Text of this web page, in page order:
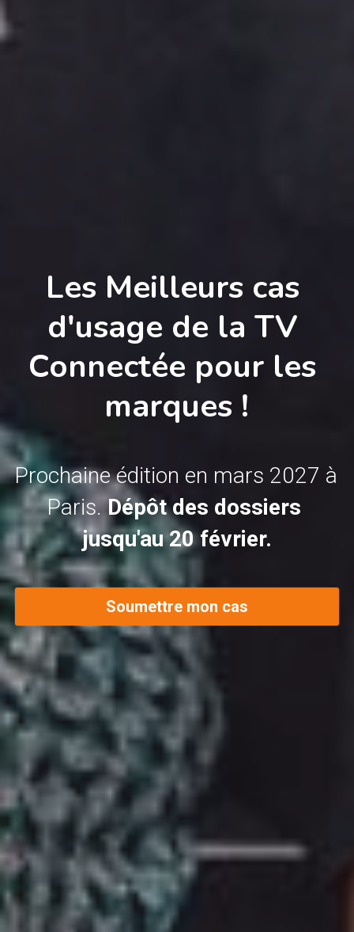
Les Meilleurs cas
d'usage de la TV
Connectée pour les
marques !
Prochaine édition en mars 2027 à
Paris. Dépôt des dossiers
jusqu'au 20 février.
Soumettre mon cas